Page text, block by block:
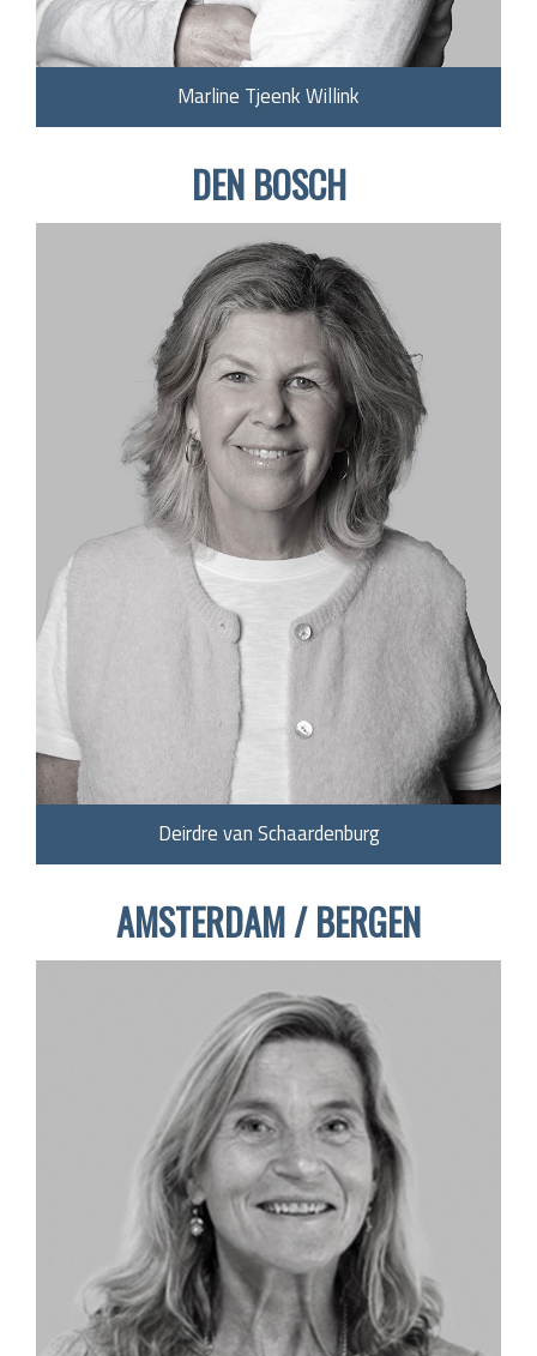
Marline Tjeenk Willink
DEN BOSCH
Deirdre van Schaardenburg
AMSTERDAM / BERGEN